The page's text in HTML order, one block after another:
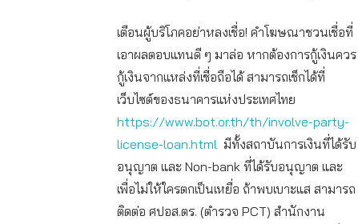
เตือนผู้บริโภคอย่าหลงเชื่อ! คำโฆษณาชวนเชื่อที่
เอาผลตอบแทนดี ๆ มาล่อ หากต้องการกู้เงินควร
กู้เงินจากแหล่งที่เชื่อถือได้ สามารถเช็กได้ที่
เว็บไซต์ของธนาคารแห่งประเทศไทย
https://www.bot.or.th/th/involve-party-
license-loan.html มีทั้งสถาบันการเงินที่ได้รับ
อนุญาต และ Non-bank ที่ได้รับอนุญาต และ
เพื่อไม่ให้ใครตกเป็นเหยื่อ ถ้าพบเบาะแส สามารถ
ติดต่อ ศปอส.ตร. (ตำรวจ PCT) สำนักงาน